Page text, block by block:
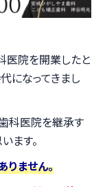
医院を開業したと
になってきまし
科医院を継承す
ます。
ません。